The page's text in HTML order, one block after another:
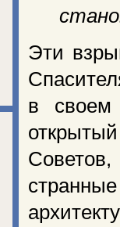
Эти
в своем